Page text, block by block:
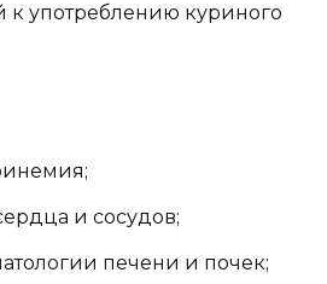
к употреблению куриного
и сосудов;
печени и почек;